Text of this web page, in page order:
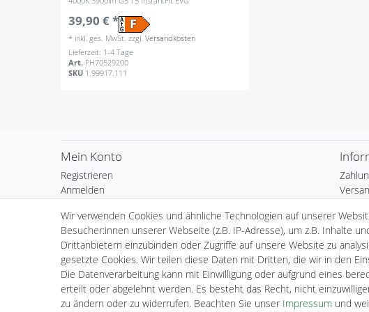
39,90 € *
* inkl. ges. MwSt. zzgl.Versandkosten
Lieferzeit: 1-4 Tage
Art. PH70529200
SKU 1.99917.111
Mein Konto
Registrieren
Anmelden
Kasse
Wunschliste
Wir verwenden Cookies und ähnliche Technologien auf unserer
Besucher:innen unserer Webseite (z.B. IP-Adresse), um z.B. Inhalte
Drittanbietern einzubinden oder Zugriffe auf unsere Website zu
gesetzte Cookies. Wir teilen diese Daten mit Dritten, die wir in den
Die Datenverarbeitung kann mit Einwilligung oder aufgrund eines
erteilt oder abgelehnt werden. Es besteht das Recht, nicht
zu ändern oder zu widerrufen. Beachten Sie unser Impressum und